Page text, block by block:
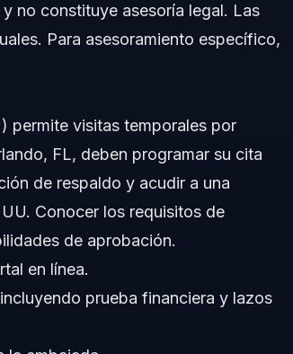
no constituye asesoría legal. Las
Para asesoramiento específico,
permite visitas temporales por
FL, deben programar su cita
de respaldo y acudir a una
Conocer los requisitos de
de aprobación.
en línea.
prueba financiera y lazos